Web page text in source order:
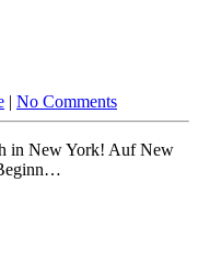
| No Comments
in New York! Auf New